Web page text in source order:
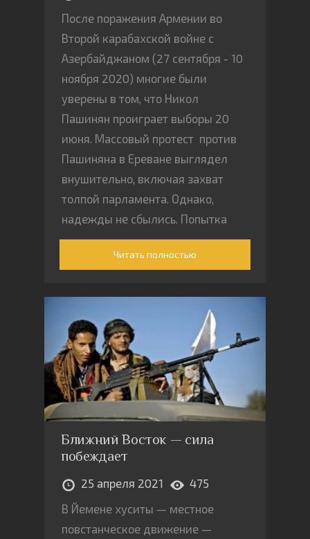
После поражения Армении во
Второй карабахской войне с
Азербайджаном (27 сентября - 10
ноября 2020) многие были
уверены в том, что Никол
Пашинян проиграет выборы 20
июня. Массовый протест против
Пашиняна в Ереване выглядел
внушительно, включая захват
толпой парламента. Однако,
надежды не сбылись. Попытка
сторонников реванша прорваться
к власти не удалась.
Читать полностью
Ближний Восток — сила
побеждает
25 апреля 2021
475
В Йемене хуситы — местное
повстанческое движение —